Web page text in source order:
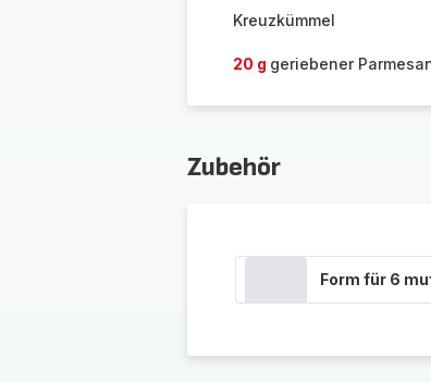
Kreuzkümmel
20 g geriebener
Zubehör
Form für 6